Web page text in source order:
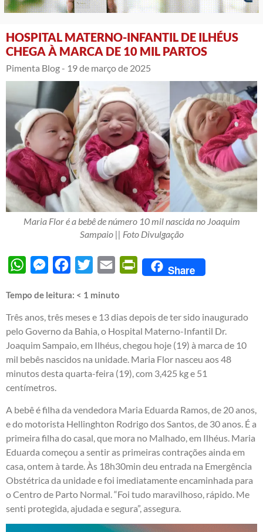
HOSPITAL MATERNO-INFANTIL DE ILHÉUS
CHEGA À MARCA DE 10 MIL PARTOS
Pimenta Blog - 19 de março de 2025
Maria Flor é a bebê de número 10 mil nascida no Joaquim
Sampaio || Foto Divulgação
WhatsAppMessengerFacebook
Twitter Email PrintFriendly
Share
Tempo de leitura: < 1 minuto
Três anos, três meses e 13 dias depois de ter sido inaugurado
pelo Governo da Bahia, o Hospital Materno-Infantil Dr.
Joaquim Sampaio, em Ilhéus, chegou hoje (19) à marca de 10
mil bebês nascidos na unidade. Maria Flor nasceu aos 48
minutos desta quarta-feira (19), com 3,425 kg e 51
centímetros.
A bebê é filha da vendedora Maria Eduarda Ramos, de 20 anos,
e do motorista Hellinghton Rodrigo dos Santos, de 30 anos. É a
primeira filha do casal, que mora no Malhado, em Ilhéus. Maria
Eduarda começou a sentir as primeiras contrações ainda em
casa, ontem à tarde. Às 18h30min deu entrada na Emergência
Obstétrica da unidade e foi imediatamente encaminhada para
o Centro de Parto Normal. “Foi tudo maravilhoso, rápido. Me
senti protegida, ajudada e segura”, assegura.